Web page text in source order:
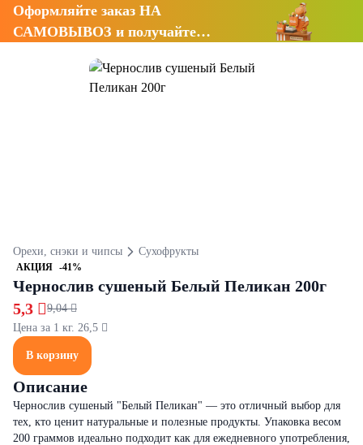
Оформляйте заказ НА
САМОВЫВОЗ и получайте
Орехи, снэки и чипсы Сухофрукты
АКЦИЯ -41%
Чернослив сушеный Белый Пеликан 200г
5,3 9,04 
Цена за 1 кг. 26,5 
В корзину
Описание
Чернослив сушеный "Белый Пеликан" — это отличный выбор для
тех, кто ценит натуральные и полезные продукты. Упаковка весом
200 граммов идеально подходит как для ежедневного употребления,